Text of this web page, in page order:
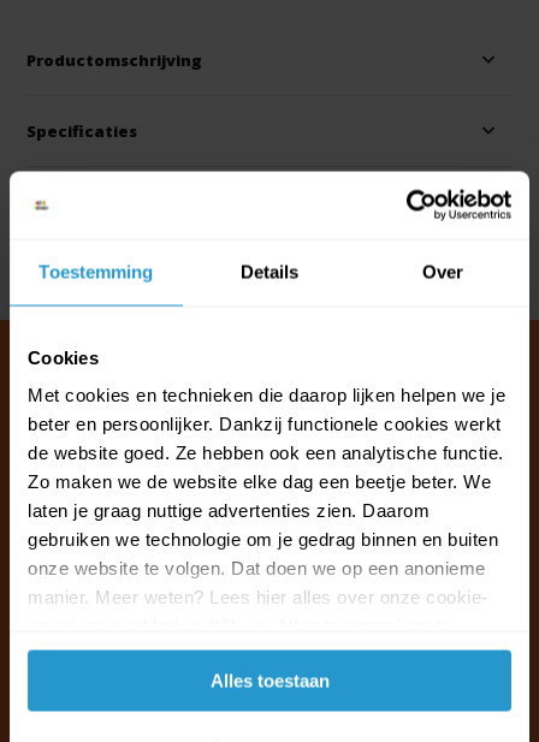
Toestemming Details Over
Cookies
Met cookies en technieken die daarop lijken helpen we je
beter en persoonlijker. Dankzij functionele cookies werkt
de website goed. Ze hebben ook een analytische functie.
Zo maken we de website elke dag een beetje beter. We
laten je graag nuttige advertenties zien. Daarom
gebruiken we technologie om je gedrag binnen en buiten
onze website te volgen. Dat doen we op een anonieme
manier. Meer weten? Lees hier alles over onze cookie-
accepteren.
Alles toestaan
Productomschrijving
Specificaties
Reviews
Delen
Klantenservice & FAQ
Wij staan voor u klaar.
Ma t/m vr van 09:30 - 16:00 telefonisch
+31 (0)13 785 62 41